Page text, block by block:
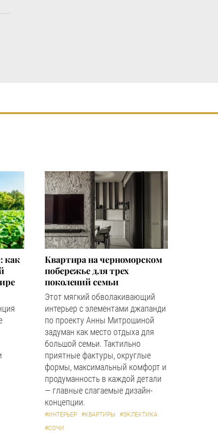
как
Квартира на черноморском
побережье для трех
поколений семьи
Этот мягкий обволакивающий
интерьер с элементами джапанди
по проекту Анны Митрошиной
задуман как место отдыха для
большой семьи. Тактильно
приятные фактуры, округлые
формы, максимальный комфорт и
продуманность в каждой детали
— главные слагаемые дизайн-
концепции.
#ИНТЕРЬЕР #КВАРТИРЫ
#ЭКЛЕКТИКА
#СОЧИ